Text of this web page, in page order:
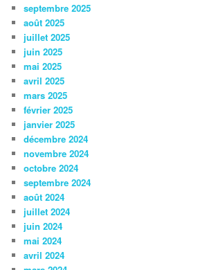
septembre 2025
août 2025
juillet 2025
juin 2025
mai 2025
avril 2025
mars 2025
février 2025
janvier 2025
décembre 2024
novembre 2024
octobre 2024
septembre 2024
août 2024
juillet 2024
juin 2024
mai 2024
avril 2024